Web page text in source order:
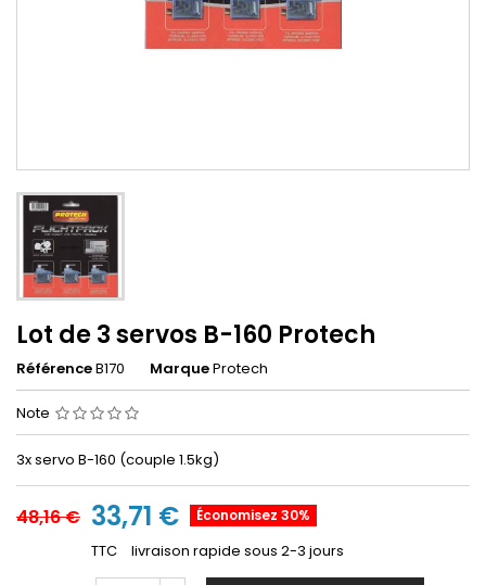
Lot de 3 servos B-160 Protech
RéférenceB170 MarqueProtech
Note
3x servo B-160 (couple 1.5kg)
48,16 € 33,71 € Économisez 30%
TTC livraison rapide sous 2-3 jours